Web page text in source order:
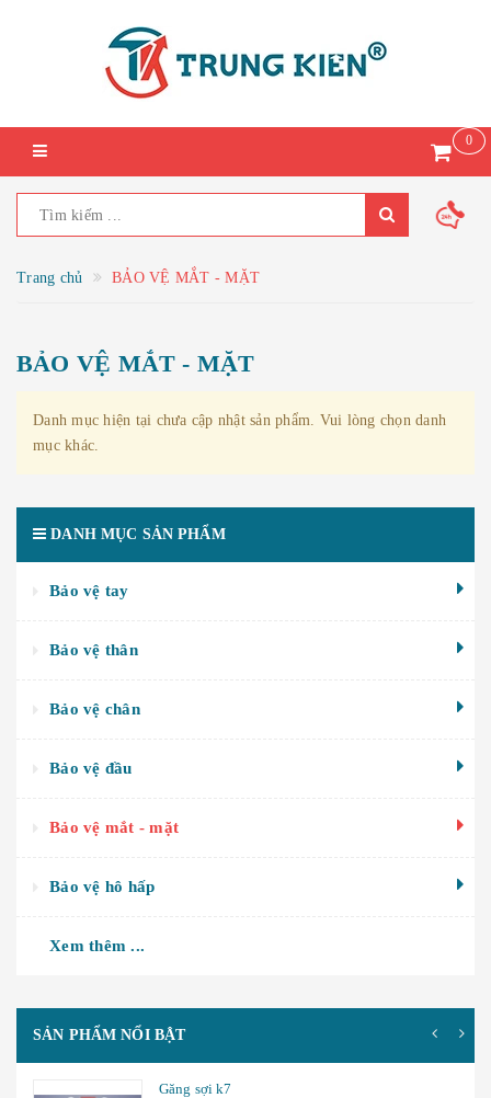
0
Trang chủ BẢO VỆ MẮT - MẶT
BẢO VỆ MẮT - MẶT
Danh mục hiện tại chưa cập nhật sản phẩm. Vui lòng chọn danh
mục khác.
DANH MỤC SẢN PHẨM
Bảo vệ tay
Bảo vệ thân
Bảo vệ chân
Bảo vệ đầu
Bảo vệ mắt - mặt
Bảo vệ hô hấp
Xem thêm ...
SẢN PHẨM NỔI BẬT
Găng sợi vằn k7